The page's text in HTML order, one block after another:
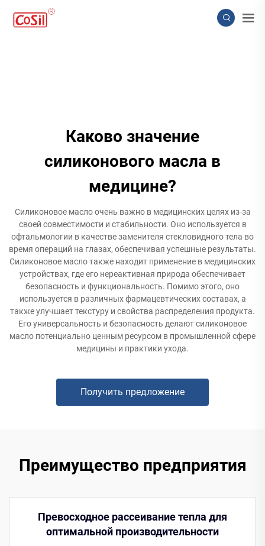
Каково значение
силиконового масла в
медицине?
Силиконовое масло очень важно в медицинских целях из-за
своей совместимости и стабильности. Оно используется в
офтальмологии в качестве заменителя стекловидного тела во
время операций на глазах, обеспечивая успешные результаты.
Силиконовое масло также находит применение в медицинских
устройствах, где его нереактивная природа обеспечивает
безопасность и функциональность. Помимо этого, оно
используется в различных фармацевтических составах, а
также улучшает текстуру и свойства распределения продукта.
Его универсальность и безопасность делают силиконовое
масло потенциально ценным ресурсом в промышленной сфере
медицины и практики ухода.
Получить предложение
Преимущество предприятия
Превосходное рассеивание тепла для
оптимальной производительности